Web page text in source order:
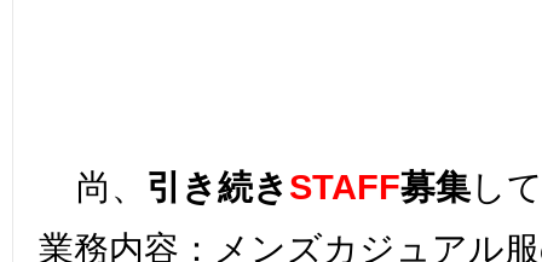
尚、 引き続きSTAFF募集し
業務内容：メンズカジュアル